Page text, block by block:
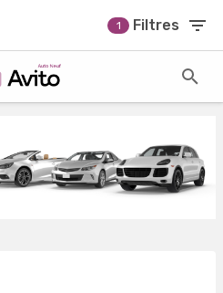
1 Filtres